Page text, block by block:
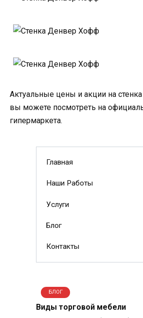
Актуальные цены и акции на
вы можете посмотреть на
гипермаркета.
Главная
Наши Работы
Услуги
Блог
Контакты
БЛОГ
Виды торговой мебели